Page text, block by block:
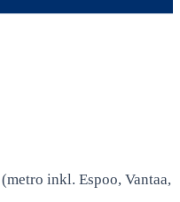
inkl. Espoo, Vantaa,